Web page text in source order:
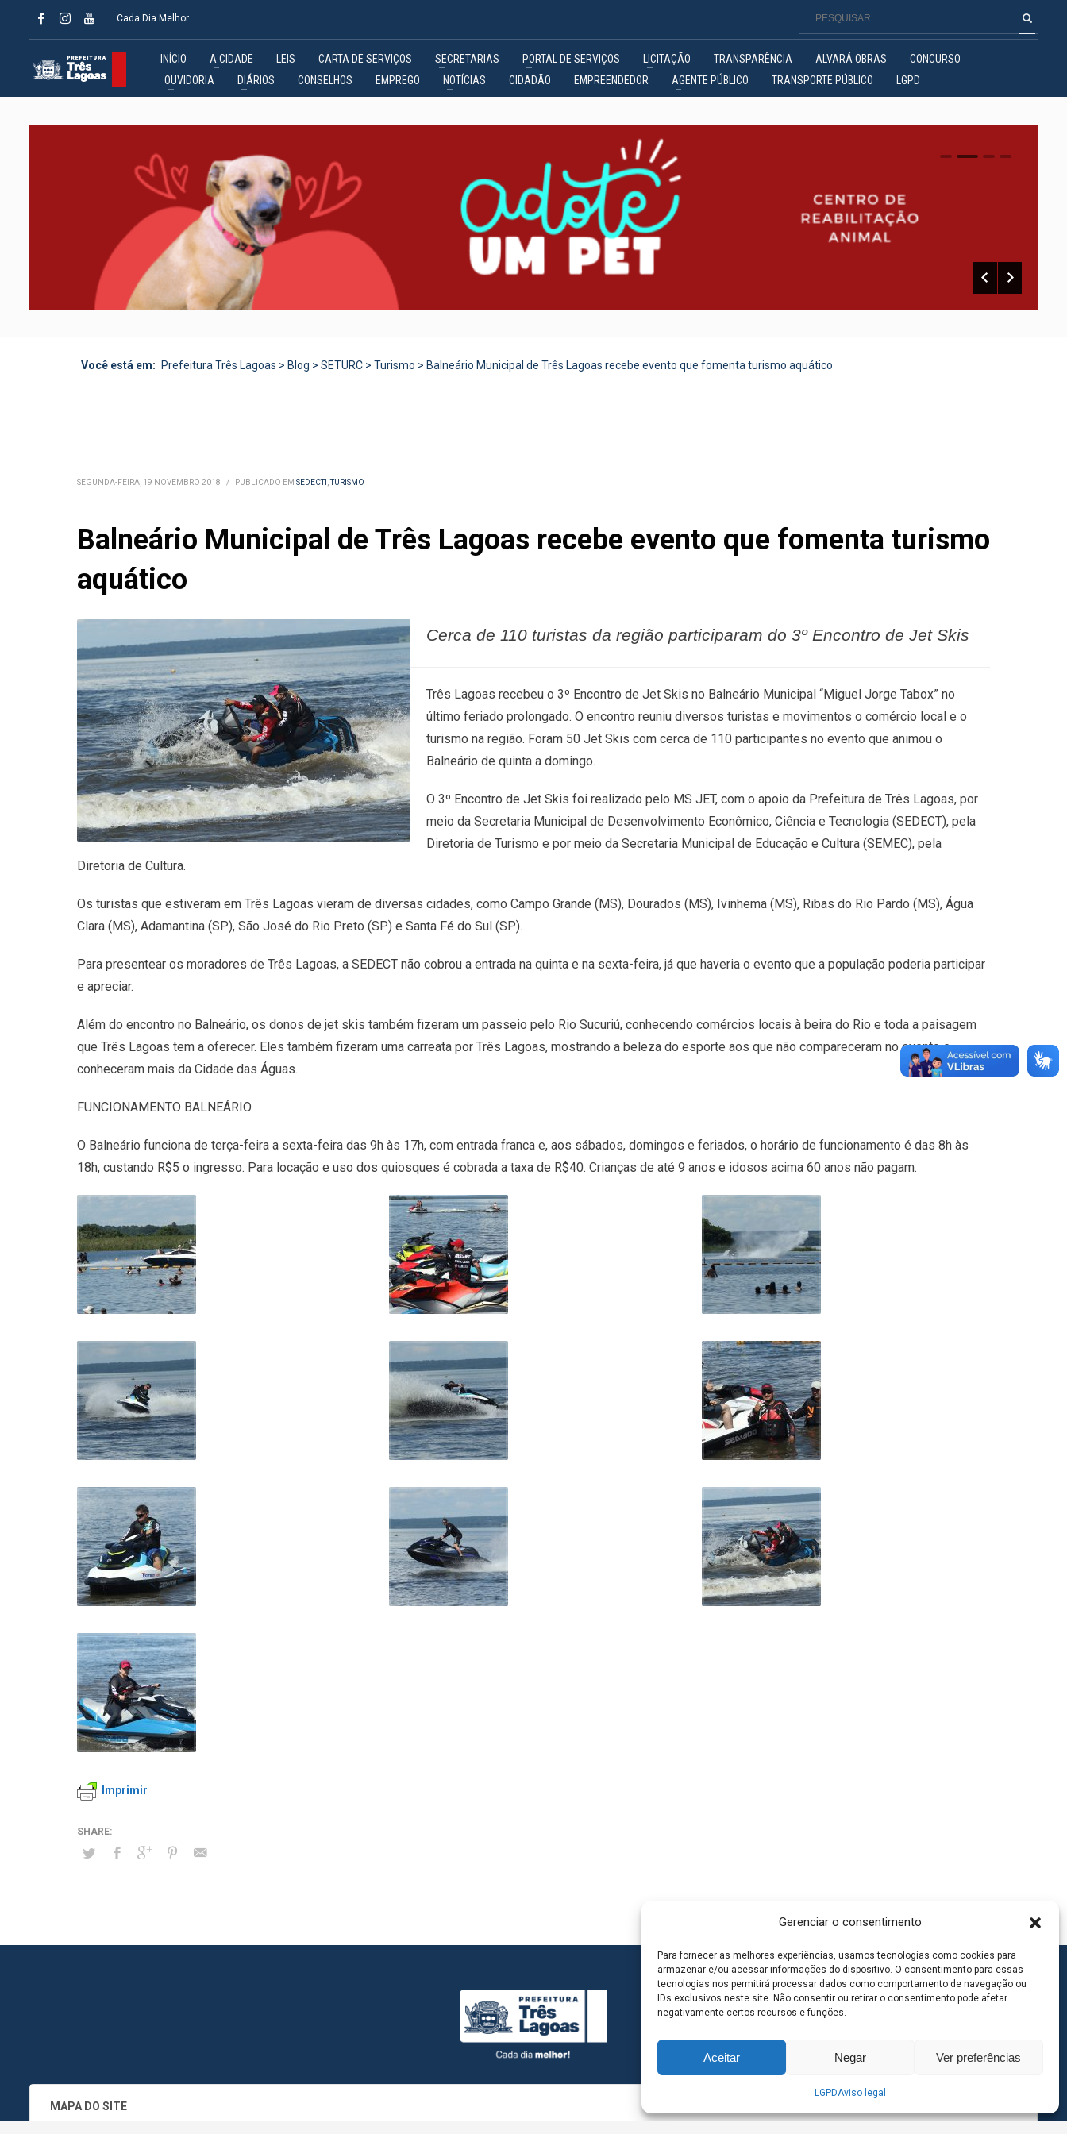
Gerenciar o consentimento
Para fornecer as melhores experiências, usamos tecnologias como cookies para
armazenar e/ou acessar informações do dispositivo. O consentimento para essas
tecnologias nos permitirá processar dados como comportamento de navegação ou
IDs exclusivos neste site. Não consentir ou retirar o consentimento pode afetar
negativamente certos recursos e funções.
Aceitar Negar Ver preferências
LGPDAviso legal
Cada Dia Melhor
INÍCIO A CIDADE LEIS CARTA DE SERVIÇOS SECRETARIAS PORTAL DE SERVIÇOS LICITAÇÃO TRANSPARÊNCIA ALVARÁ OBRAS
CONCURSO
OUVIDORIA
DIÁRIOS CONSELHOS EMPREGO NOTÍCIAS CIDADÃO EMPREENDEDOR AGENTE PÚBLICO TRANSPORTE PÚBLICO LGPD
0 1 2
Você está em: Prefeitura Três Lagoas > Blog > SETURC > Turismo > Balneário Municipal de Três Lagoas recebe evento que fomenta turismo aquático
SEGUNDA-FEIRA, 19 NOVEMBRO 2018 / PUBLICADO EM SEDECTI , TURISMO
Balneário Municipal de Três Lagoas recebe evento que fomenta turismo
aquático
Cerca de 110 turistas da região participaram do 3º Encontro de Jet Skis
Três Lagoas recebeu o 3º Encontro de Jet Skis no Balneário Municipal “Miguel Jorge Tabox” no
último feriado prolongado. O encontro reuniu diversos turistas e movimentos o comércio local e o
turismo na região. Foram 50 Jet Skis com cerca de 110 participantes no evento que animou o
Balneário de quinta a domingo.
O 3º Encontro de Jet Skis foi realizado pelo MS JET, com o apoio da Prefeitura de Três Lagoas, por
meio da Secretaria Municipal de Desenvolvimento Econômico, Ciência e Tecnologia (SEDECT), pela
Diretoria de Turismo e por meio da Secretaria Municipal de Educação e Cultura (SEMEC), pela
Diretoria de Cultura.
Os turistas que estiveram em Três Lagoas vieram de diversas cidades, como Campo Grande (MS), Dourados (MS), Ivinhema (MS), Ribas do Rio Pardo (MS), Água
Clara (MS), Adamantina (SP), São José do Rio Preto (SP) e Santa Fé do Sul (SP).
Para presentear os moradores de Três Lagoas, a SEDECT não cobrou a entrada na quinta e na sexta-feira, já que haveria o evento que a população poderia participar
e apreciar.
Além do encontro no Balneário, os donos de jet skis também fizeram um passeio pelo Rio Sucuriú, conhecendo comércios locais à beira do Rio e toda a paisagem
que Três Lagoas tem a oferecer. Eles também fizeram uma carreata por Três Lagoas, mostrando a beleza do esporte aos que não compareceram no evento e
conheceram mais da Cidade das Águas.
FUNCIONAMENTO BALNEÁRIO
O Balneário funciona de terça-feira a sexta-feira das 9h às 17h, com entrada franca e, aos sábados, domingos e feriados, o horário de funcionamento é das 8h às
18h, custando R$5 o ingresso. Para locação e uso dos quiosques é cobrada a taxa de R$40. Crianças de até 9 anos e idosos acima 60 anos não pagam.
Imprimir
MAPA DO SITE